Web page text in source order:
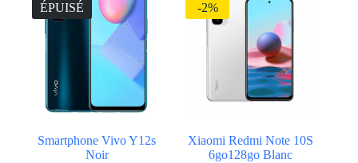
ÉPUISÉ
Smartphone Vivo Y12s
Noir
-2%
Xiaomi Redmi Note 10S
6go128go Blanc